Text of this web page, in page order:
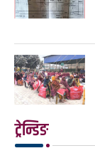
ट्रेन्डिङ